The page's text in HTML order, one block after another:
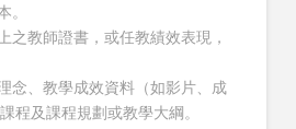
。
之教師證書，或任教績效表現，
念、教學成效資料（如影片、成
程及課程規劃或教學大綱。